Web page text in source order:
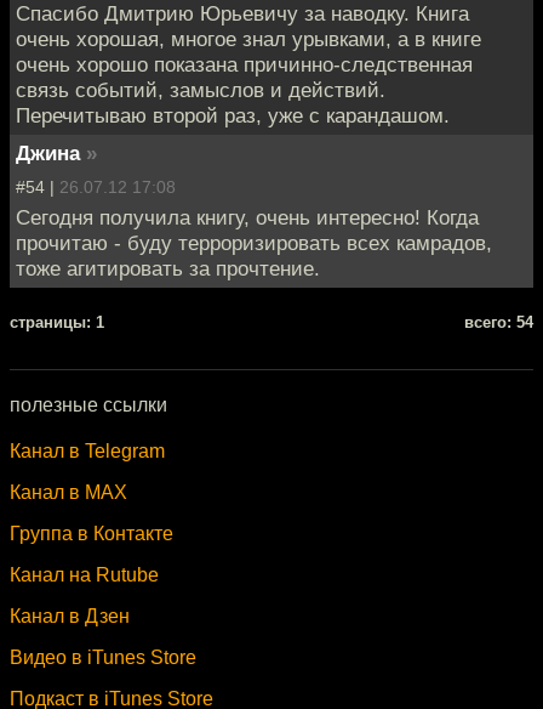
Спасибо Дмитрию Юрьевичу за наводку. Книга
очень хорошая, многое знал урывками, а в книге
очень хорошо показана причинно-следственная
связь событий, замыслов и действий.
Перечитываю второй раз, уже с карандашом.
Джина »
#54 | 26.07.12 17:08
Сегодня получила книгу, очень интересно! Когда
прочитаю - буду терроризировать всех камрадов,
тоже агитировать за прочтение.
cтраницы: 1 всего: 54
полезные ссылки
Канал в Telegram
Канал в MAX
Группа в Контакте
Канал на Rutube
Канал в Дзен
Видео в iTunes Store
Подкаст в iTunes Store